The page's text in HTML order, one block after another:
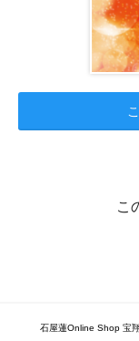
こ
石屋蓮Online Shop 宝